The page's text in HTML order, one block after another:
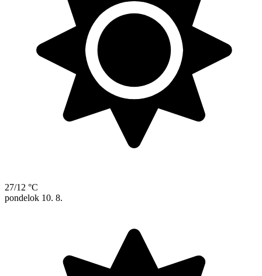
27/12 °C
pondelok 10. 8.